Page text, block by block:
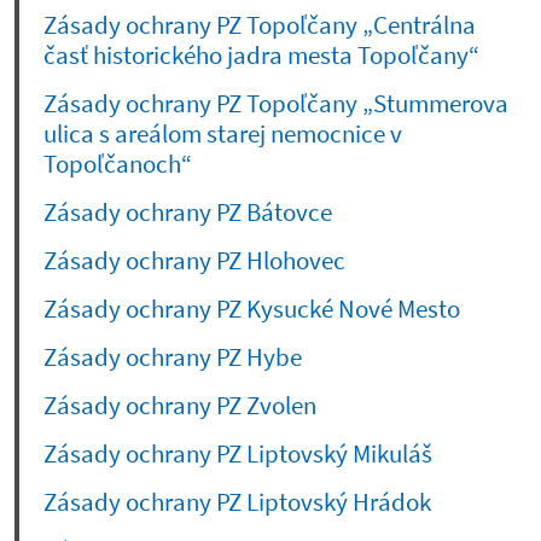
Zásady ochrany PZ Topoľčany „Centrálna
časť historického jadra mesta Topoľčany“
Zásady ochrany PZ Topoľčany „Stummerova
ulica s areálom starej nemocnice v
Topoľčanoch“
Zásady ochrany PZ Bátovce
Zásady ochrany PZ Hlohovec
Zásady ochrany PZ Kysucké Nové Mesto
Zásady ochrany PZ Hybe
Zásady ochrany PZ Zvolen
Zásady ochrany PZ Liptovský Mikuláš
Zásady ochrany PZ Liptovský Hrádok